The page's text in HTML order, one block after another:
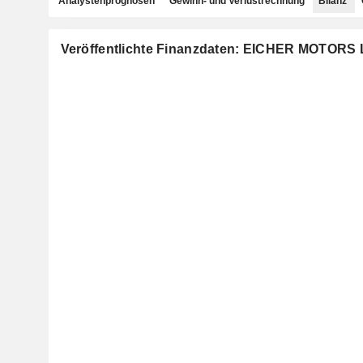
Veröffentlichte Finanzdaten: EICHER MOTORS